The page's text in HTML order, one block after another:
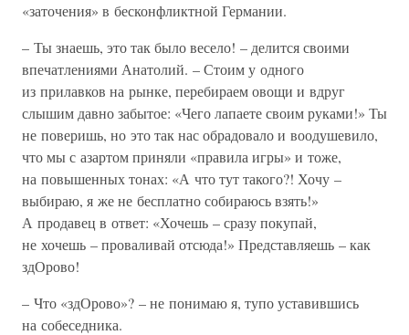
«заточения» в бесконфликтной Германии.
– Ты знаешь, это так было весело! – делится своими
впечатлениями Анатолий. – Стоим у одного
из прилавков на рынке, перебираем овощи и вдруг
слышим давно забытое: «Чего лапаете своим руками!» Ты
не поверишь, но это так нас обрадовало и воодушевило,
что мы с азартом приняли «правила игры» и тоже,
на повышенных тонах: «А что тут такого?! Хочу –
выбираю, я же не бесплатно собираюсь взять!»
А продавец в ответ: «Хочешь – сразу покупай,
не хочешь – проваливай отсюда!» Представляешь – как
здОрово!
– Что «здОрово»? – не понимаю я, тупо уставившись
на собеседника.